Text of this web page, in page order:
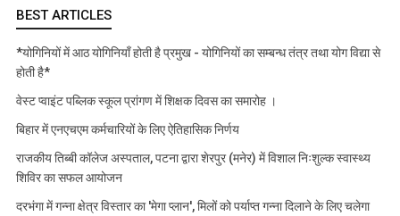
BEST ARTICLES
*योगिनियों में आठ योगिनियाँ होती है प्रमुख - योगिनियों का सम्बन्ध तंत्र तथा योग विद्या से
होती है*
वेस्ट प्वाइंट पब्लिक स्कूल प्रांगण में शिक्षक दिवस का समारोह ।
बिहार में एनएचएम कर्मचारियों के लिए ऐतिहासिक निर्णय
राजकीय तिब्बी कॉलेज अस्पताल, पटना द्वारा शेरपुर (मनेर) में विशाल निःशुल्क स्वास्थ्य
शिविर का सफल आयोजन
दरभंगा में गन्ना क्षेत्र विस्तार का 'मेगा प्लान', मिलों को पर्याप्त गन्ना दिलाने के लिए चलेगा